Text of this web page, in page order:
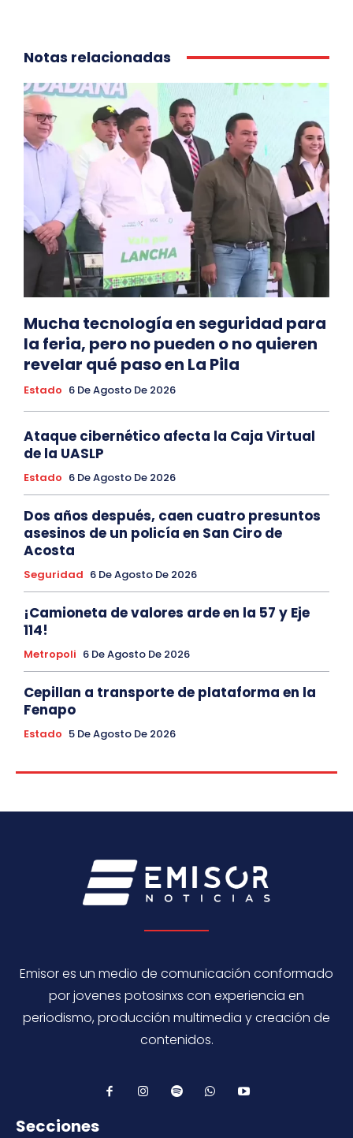
Notas relacionadas
Mucha tecnología en seguridad para
la feria, pero no pueden o no quieren
revelar qué paso en La Pila
Estado 6 De Agosto De 2026
Ataque cibernético afecta la Caja Virtual
de la UASLP
Estado 6 De Agosto De 2026
Dos años después, caen cuatro presuntos
asesinos de un policía en San Ciro de
Acosta
Seguridad 6 De Agosto De 2026
¡Camioneta de valores arde en la 57 y Eje
114!
Metropoli 6 De Agosto De 2026
Cepillan a transporte de plataforma en la
Fenapo
Estado 5 De Agosto De 2026
Emisor es un medio de comunicación conformado
por jovenes potosinxs con experiencia en
periodismo, producción multimedia y creación de
contenidos.
Secciones